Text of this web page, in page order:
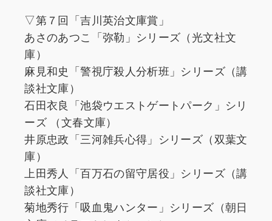
▽第７回「吉川英治文庫賞」
あさのあつこ「弥勒」シリーズ（光文社文
庫）
麻見和史「警視庁殺人分析班」シリーズ（講
談社文庫）
石田衣良「池袋ウエストゲートパーク」シリ
ーズ （文春文庫）
井原忠政「三河雑兵心得」シリーズ（双葉文
庫）
上田秀人「百万石の留守居役」シリーズ（講
談社文庫）
菊地秀行「吸血鬼ハンター」シリーズ（朝日